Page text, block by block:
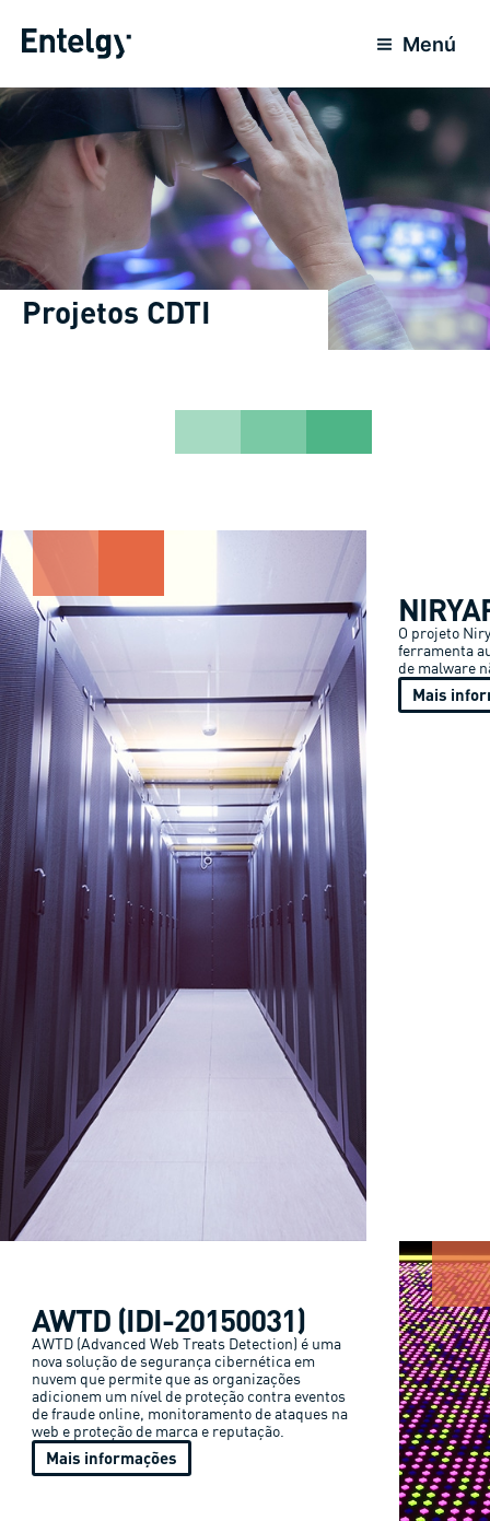
para
conteúdo
Menú
Projetos CDTI
O projeto
ferramenta
de malware
Mais
AWTD (IDI-20150031)
AWTD (Advanced Web Treats Detection) é uma
nova solução de segurança cibernética em
nuvem que permite que as organizações
adicionem um nível de proteção contra eventos
de fraude online, monitoramento de ataques na
web e proteção de marca e reputação.
Mais informações